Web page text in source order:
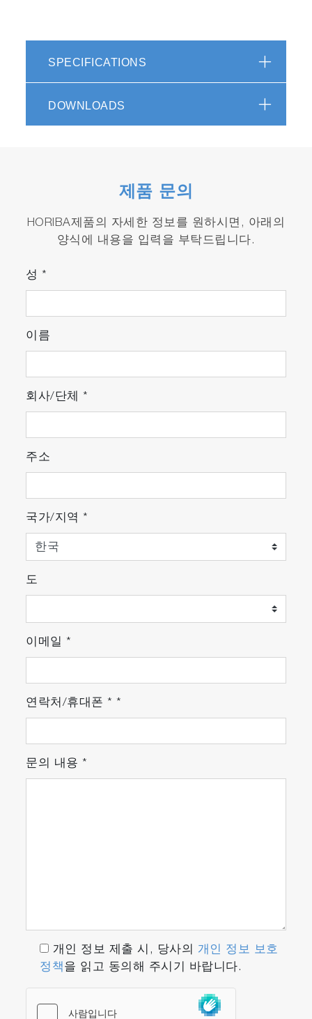
SPECIFICATIONS
DOWNLOADS
제품 문의
HORIBA제품의 자세한 정보를 원하시면, 아래의
양식에 내용을 입력을 부탁드립니다.
성 *
이름
회사/단체 *
주소
국가/지역 *
도
이메일 *
연락처/휴대폰 * *
문의 내용 *
개인 정보 제출 시, 당사의 개인 정보 보호
정책을 읽고 동의해 주시기 바랍니다.